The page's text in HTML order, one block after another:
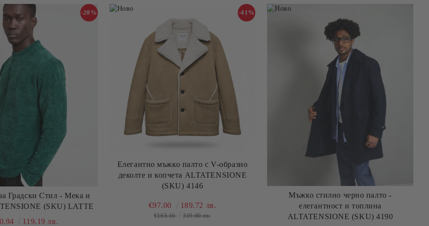
Градски Стил - Мека и
(SKU) LATTE
-20%
119.19 лв.
Елегантно мъжко палто с V-образно
деколте и копчета ALTATENSIONE
(SKU) 4146
-41%
€97.00 189.72 лв.
€163.10 319.00 лв.
Мъжко стилно черно палто -
елегантност и топлина
ALTATENSIONE (SKU) 4190